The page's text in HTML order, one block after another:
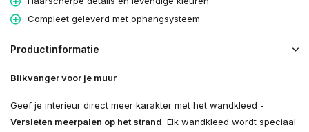
Compleet geleverd met ophangsysteem
Productinformatie
Blikvanger voor je muur
Geef je interieur direct meer karakter met het wandkleed -
Versleten meerpalen op het strand. Elk wandkleed wordt speciaal